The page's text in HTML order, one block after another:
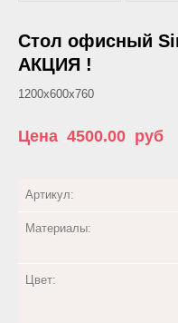
Стол офисный
АКЦИЯ !
1200х600х760
Цена 4500.00 руб
Артикул:
Материалы:
Цвет: